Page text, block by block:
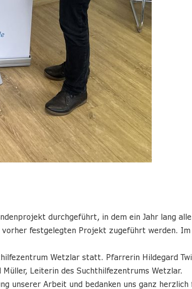
durchgeführt, in dem ein Jahr lang alle
festgelegten Projekt zugeführt werden.
Wetzlar statt. Pfarrerin Hildegard
Leiterin des Suchthilfezentrums Wetzlar.
unserer Arbeit und bedanken uns ganz